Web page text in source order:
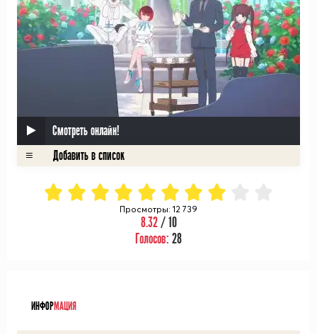
Смотреть онлайн!
Просмотры: 12 739
8.32/ 10
Голосов: 28
ИНФОРМАЦИЯ